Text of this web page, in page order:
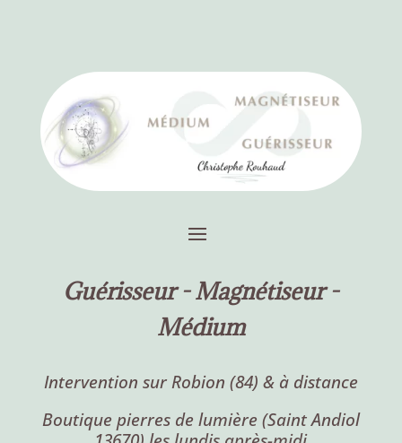
Guérisseur -Magnétiseur -
Médium
Intervention sur Robion (84) & à distance
Boutique pierres de lumière (Saint Andiol